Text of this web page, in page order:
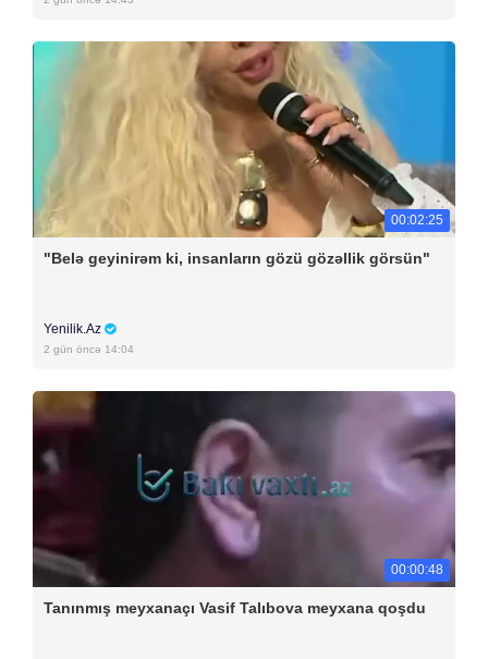
00:02:25
"Belə geyinirəm ki, insanların gözü gözəllik görsün"
Yenilik.Az
2 gün öncə 14:04
00:00:48
Tanınmış meyxanaçı Vasif Talıbova meyxana qoşdu